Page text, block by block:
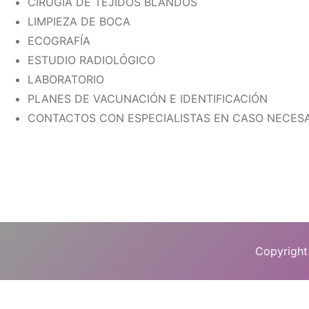
LIMPIEZA DE BOCA
ECOGRAFÍA
ESTUDIO RADIOLÓGICO
LABORATORIO
PLANES DE VACUNACIÓN E IDENTIFICACIÓN
CONTACTOS CON ESPECIALISTAS EN CASO